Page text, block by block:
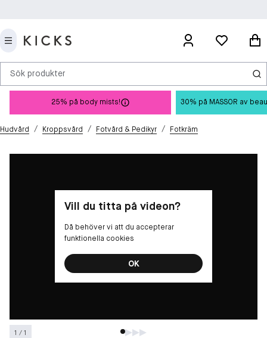
Sök produkter
25% på body mists! 30% på MASSOR av
Hudvård / Kroppsvård / Fotvård & Pedikyr / Fotkräm
1 / 1
Vill du titta på videon?
Då behöver vi att du accepterar
funktionella cookies
OK